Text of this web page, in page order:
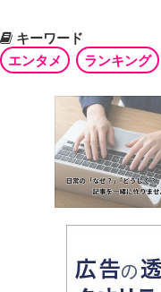
キーワード
エンタメ
ランキング